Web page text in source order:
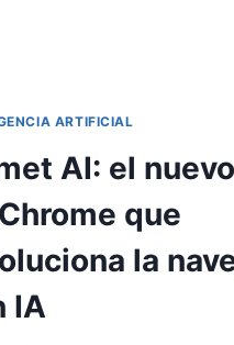
ARTIFICIAL
AI: el
que
la
IA